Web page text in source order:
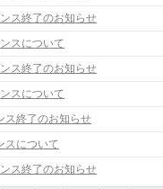
ス終了のお知らせ
スについて
ス終了のお知らせ
スについて
ス終了のお知らせ
スについて
ス終了のお知らせ